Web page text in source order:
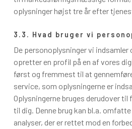
oplysninger højst tre år efter
3.3. Hvad bruger vi
De personoplysninger vi indsamler
opretter en profil på en af vores
først og fremmest til at
service, som oplysningerne er
Oplysningerne bruges derudover
til dig. Denne brug kan bl.a.
analyser, der er rettet mod en